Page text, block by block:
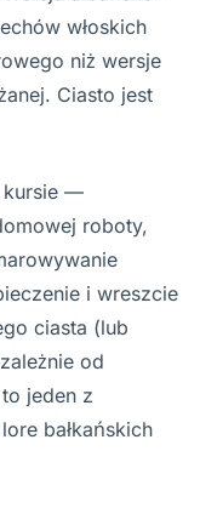
włoskich
niż wersje
Ciasto jest
kursie —
roboty,
i wreszcie
ciasta (lub
od
jeden z
bałkańskich